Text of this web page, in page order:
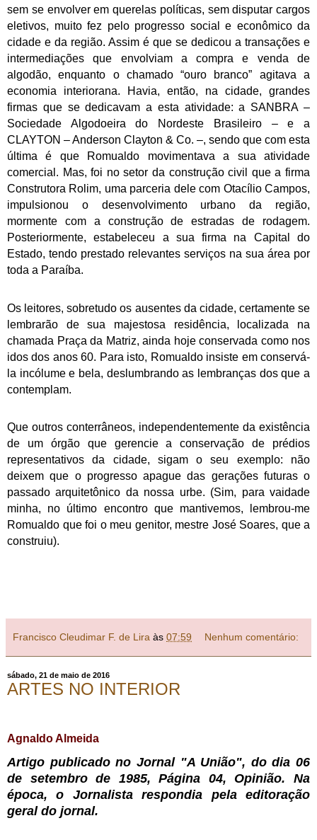
sem se envolver em querelas políticas, sem disputar cargos
eletivos, muito fez pelo progresso social e econômico da
cidade e da região. Assim é que se dedicou a transações e
intermediações que envolviam a compra e venda de
algodão, enquanto o chamado “ouro branco” agitava a
economia interiorana. Havia, então, na cidade, grandes
firmas que se dedicavam a esta atividade: a SANBRA –
Sociedade Algodoeira do Nordeste Brasileiro – e a
CLAYTON – Anderson Clayton & Co. –, sendo que com esta
última é que Romualdo movimentava a sua atividade
comercial. Mas, foi no setor da construção civil que a firma
Construtora Rolim, uma parceria dele com Otacílio Campos,
impulsionou o desenvolvimento urbano da região,
mormente com a construção de estradas de rodagem.
Posteriormente, estabeleceu a sua firma na Capital do
Estado, tendo prestado relevantes serviços na sua área por
toda a Paraíba.
Os leitores, sobretudo os ausentes da cidade, certamente se
lembrarão de sua majestosa residência, localizada na
chamada Praça da Matriz, ainda hoje conservada como nos
idos dos anos 60. Para isto, Romualdo insiste em conservá-
la incólume e bela, deslumbrando as lembranças dos que a
contemplam.
Que outros conterrâneos, independentemente da existência
de um órgão que gerencie a conservação de prédios
representativos da cidade, sigam o seu exemplo: não
deixem que o progresso apague das gerações futuras o
passado arquitetônico da nossa urbe. (Sim, para vaidade
minha, no último encontro que mantivemos, lembrou-me
Romualdo que foi o meu genitor, mestre José Soares, que a
construiu).
Francisco Cleudimar F. de Lira às 07:59 Nenhum comentário:
sábado, 21 de maio de 2016
ARTES NO INTERIOR
Agnaldo Almeida
Artigo publicado no Jornal "A União", do dia 06
de setembro de 1985, Página 04, Opinião. Na
época, o Jornalista respondia pela editoração
geral do jornal.